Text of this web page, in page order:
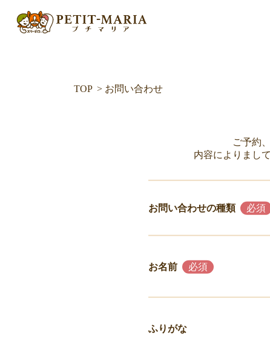
TOP お問い合わせ
ご予約
内容によりまし
お問い合わせの種類
お名前
ふりがな